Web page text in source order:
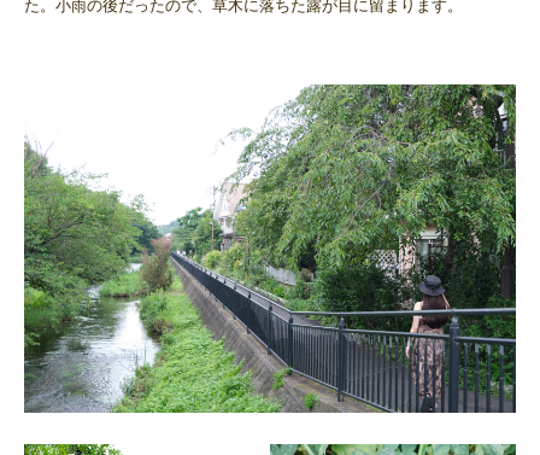
た。小雨の後だったので、草木に落ちた露が目に留まります。